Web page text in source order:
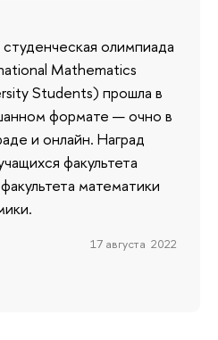
олимпиада
Mathematics
Students) прошла в
формате — очно в
и онлайн. Наград
факультета
математики
17 августа 2022